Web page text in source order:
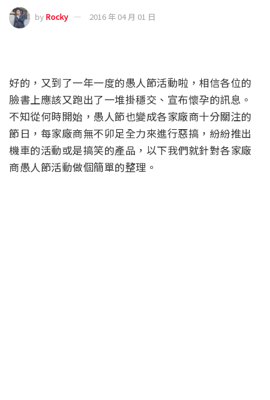
byRocky 2016 年 04 月 01 日
好的，又到了一年一度的愚人節活動啦，相信各位的
臉書上應該又跑出了一堆掛穩交、宣布懷孕的訊息。
不知從何時開始，愚人節也變成各家廠商十分關注的
節日，每家廠商無不卯足全力來進行惡搞，紛紛推出
機車的活動或是搞笑的產品，以下我們就針對各家廠
商愚人節活動做個簡單的整理。